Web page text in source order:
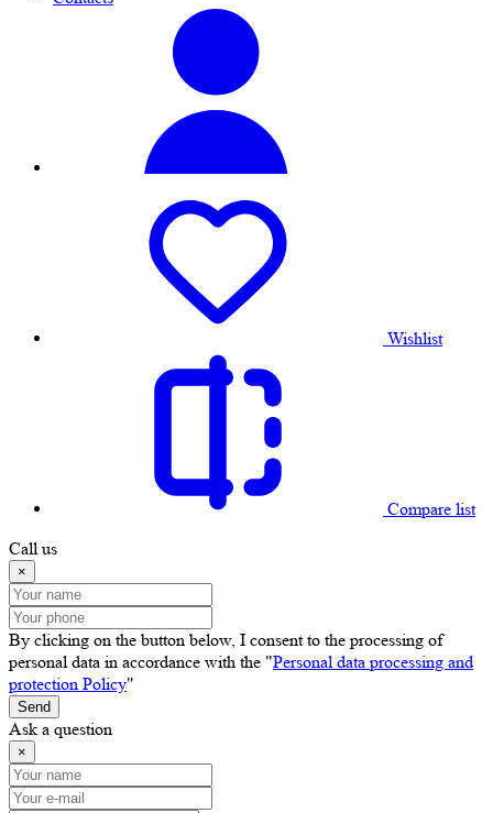
Wishlist
Compare list
Call us
×
By clicking on the button below, I consent to the processing of
personal data in accordance with the "Personal data processing and
protection Policy"
Send
Ask a question
×